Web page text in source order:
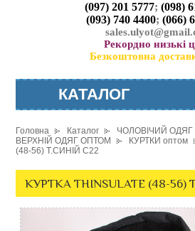
(097) 201 5777;(098)
(093) 740 4400;(066)
Рекордно низькі
Безкоштовна
КАТАЛОГ
Головна Каталог ЧОЛОВІЧИЙ
ВЕРХНІЙ ОДЯГ ОПТОМ
КУРТКИ оптом
(48-56) Т.СИНІЙ C22
КУРТКА THINSULATE (48-56)